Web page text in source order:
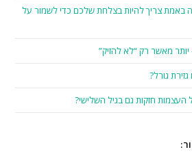
באמת צריך להיות בצלחת שלכם כדי לשמור על
גורל?
העצמות חזקות גם בגיל השלישי?